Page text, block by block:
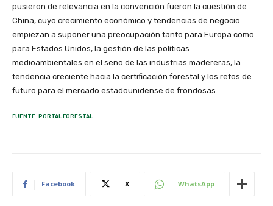
pusieron de relevancia en la convención fueron la cuestión de
China, cuyo crecimiento económico y tendencias de negocio
empiezan a suponer una preocupación tanto para Europa como
para Estados Unidos, la gestión de las políticas
medioambientales en el seno de las industrias madereras, la
tendencia creciente hacia la certificación forestal y los retos de
futuro para el mercado estadounidense de frondosas.
FUENTE: PORTAL FORESTAL
Facebook X WhatsApp